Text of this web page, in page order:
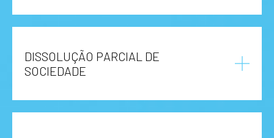
DISSOLUÇÃO PARCIAL DE
SOCIEDADE